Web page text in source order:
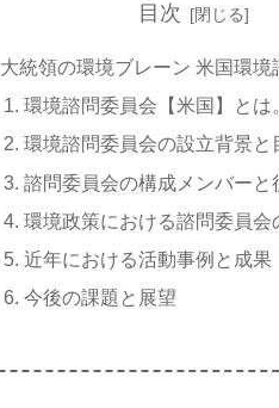
目次
大統領の環境ブレーン 米国環境
環境諮問委員会【米国】とは。
環境諮問委員会の設立背景と
諮問委員会の構成メンバーと
環境政策における諮問委員会
近年における活動事例と成果
今後の課題と展望